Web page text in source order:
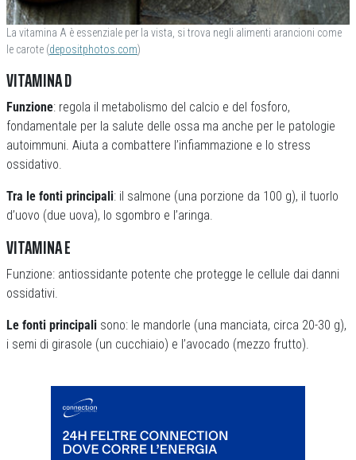
La vitamina A è essenziale per la vista, si trova negli alimenti arancioni come
le carote (depositphotos.com)
VITAMINA D
Funzione: regola il metabolismo del calcio e del fosforo,
fondamentale per la salute delle ossa ma anche per le patologie
autoimmuni. Aiuta a combattere l’infiammazione e lo stress
ossidativo.
Tra le fonti principali: il salmone (una porzione da 100 g), il tuorlo
d’uovo (due uova), lo sgombro e l’aringa.
VITAMINA E
Funzione: antiossidante potente che protegge le cellule dai danni
ossidativi.
Le fonti principali sono: le mandorle (una manciata, circa 20-30 g),
i semi di girasole (un cucchiaio) e l’avocado (mezzo frutto).